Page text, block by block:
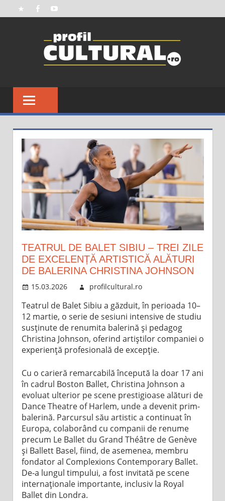
TEATRUL DE BALET SIBIU – TREI ZILE
DE EXCELENȚĂ ARTISTICĂ ALĂTURI
DE BALERINA CHRISTINA JOHNSON
15.03.2026 profilcultural.ro
Teatrul de Balet Sibiu a găzduit, în perioada 10–
12 martie, o serie de sesiuni intensive de studiu
susținute de renumita balerină și pedagog
Christina Johnson, oferind artiștilor companiei o
experiență profesională de excepție.
Cu o carieră remarcabilă începută la doar 17 ani
în cadrul Boston Ballet, Christina Johnson a
evoluat ulterior pe scene prestigioase alături de
Dance Theatre of Harlem, unde a devenit prim-
balerină. Parcursul său artistic a continuat în
Europa, colaborând cu companii de renume
precum Le Ballet du Grand Théâtre de Genève
și Ballett Basel, fiind, de asemenea, membru
fondator al Complexions Contemporary Ballet.
De-a lungul timpului, a fost invitată pe scene
internaționale importante, inclusiv la Royal
Ballet din Londra.